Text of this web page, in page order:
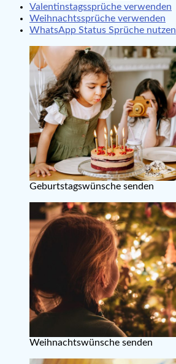
Valentinstagssprüche verwenden
Weihnachtssprüche verwenden
WhatsApp Status Sprüche nutzen
Geburtstagswünsche senden
Weihnachtswünsche senden